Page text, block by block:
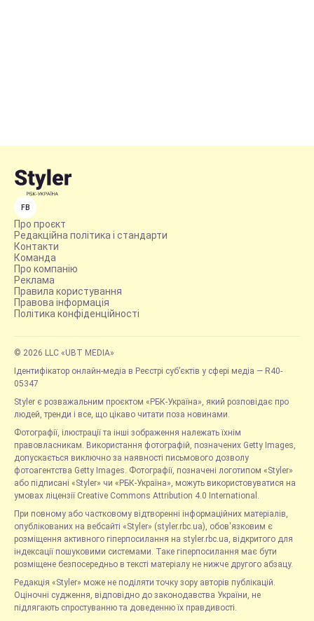
FB
Про проєкт
Редакційна політика і стандарти
Контакти
Команда
Про компанію
Реклама
Правила користування
Правова інформація
Політика конфіденційності
© 2026 LLC «UBT MEDIA»
Ідентифікатор онлайн-медіа в Реєстрі суб’єктів у сфері медіа — R40-
05347
Styler є розважальним проєктом «РБК-Україна», який розповідає про
людей, тренди і все, що цікаво читати поза новинами.
Фотографії, ілюстрації та інші зображення належать їхнім
правовласникам. Використання фотографій, позначених Getty Images,
допускається виключно за наявності письмового дозволу
фотоагентства Getty Images. Фотографії, позначені логотипом «Styler»
або підписані «Styler» чи «РБК-Україна», можуть використовуватися на
умовах ліцензії Creative Commons Attribution 4.0 International.
При повному або частковому відтворенні інформаційних матеріалів,
опублікованих на вебсайті «Styler» (styler.rbc.ua), обов'язковим є
розміщення активного гіперпосилання на styler.rbc.ua, відкритого для
індексації пошуковими системами. Таке гіперпосилання має бути
розміщене безпосередньо в тексті матеріалу не нижче другого абзацу.
Редакція «Styler» може не поділяти точку зору авторів публікацій.
Оціночні судження, відповідно до законодавства України, не
підлягають спростуванню та доведенню їх правдивості.